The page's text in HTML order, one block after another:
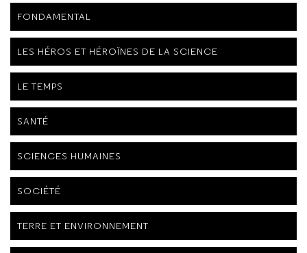
FONDAMENTAL
LES HÉROS ET HÉROÏNES DE LA SCIENCE
LE TEMPS
SANTÉ
SCIENCES HUMAINES
SOCIÉTÉ
TERRE ET ENVIRONNEMENT